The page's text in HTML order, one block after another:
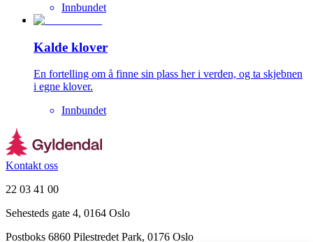
Innbundet
Kalde klover
En fortelling om å finne sin plass her i verden, og ta skjebnen
i egne klover.
Innbundet
Kontakt oss
22 03 41 00
Sehesteds gate 4, 0164 Oslo
Postboks 6860 Pilestredet Park, 0176 Oslo